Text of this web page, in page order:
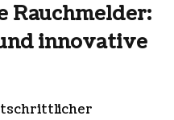
Rauchmelder:
innovative